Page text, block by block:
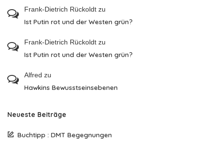
Frank-Dietrich Rückoldt zu
Ist Putin rot und der Westen grün?
Frank-Dietrich Rückoldt zu
Ist Putin rot und der Westen grün?
Alfred zu
Hawkins Bewusstseinsebenen
Neueste Beiträge
Buchtipp : DMT Begegnungen